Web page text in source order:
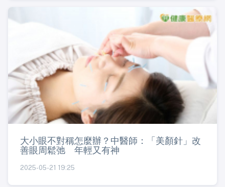
大小眼不對稱怎麼辦？中醫師：「美顏針」改
善眼周鬆弛 年輕又有神
2025-05-21 19:25